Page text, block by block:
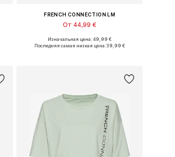
FRENCH CONNECTION LM
От 44,99 €
Доступно множество размеров
Изначальная цена: 49,99 €
Последняя самая низкая цена:39,99 €